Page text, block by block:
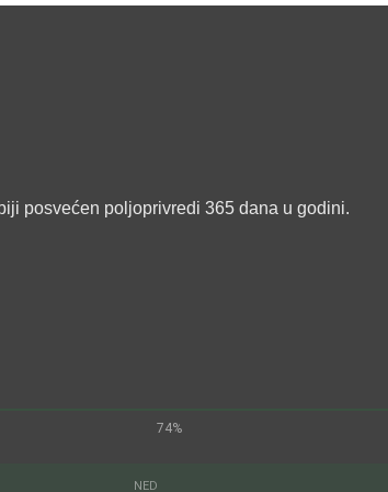
posvećen poljoprivredi 365 dana u godini.
74%
NED